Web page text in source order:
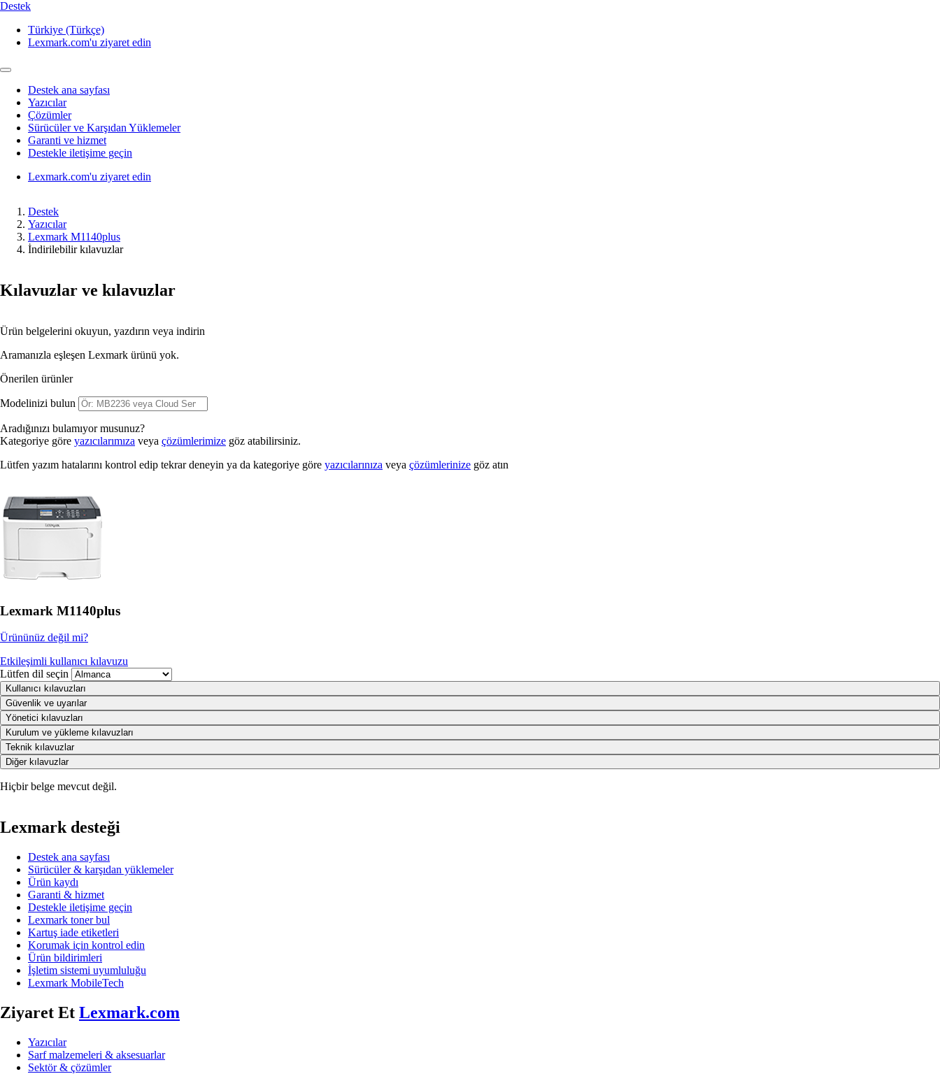
Destek
Türkiye (Türkçe)
Lexmark.com'u ziyaret edin
Destek ana sayfası
Yazıcılar
Çözümler
Sürücüler ve Karşıdan Yüklemeler
Garanti ve hizmet
Destekle iletişime geçin
Lexmark.com'u ziyaret edin
Destek
Yazıcılar
Lexmark M1140plus
İndirilebilir kılavuzlar
Kılavuzlar ve kılavuzlar
Ürün belgelerini okuyun, yazdırın veya indirin
Aramanızla eşleşen Lexmark ürünü yok.
Önerilen ürünler
Modelinizi bulun
Aradığınızı bulamıyor musunuz?
Kategoriye göre yazıcılarımıza veya çözümlerimize göz atabilirsiniz.
Lütfen yazım hatalarını kontrol edip tekrar deneyin ya da kategoriye göre yazıcılarınıza veya çözümlerinize göz atın
Lexmark M1140plus
Ürününüz değil mi?
Etkileşimli kullanıcı kılavuzu
Lütfen dil seçin
Kullanıcı kılavuzları
Güvenlik ve uyarılar
Yönetici kılavuzları
Kurulum ve yükleme kılavuzları
Teknik kılavuzlar
Diğer kılavuzlar
Hiçbir belge mevcut değil.
Lexmark desteği
Destek ana sayfası
Sürücüler & karşıdan yüklemeler
Ürün kaydı
Garanti & hizmet
Destekle iletişime geçin
Lexmark toner bul
Kartuş iade etiketleri
Korumak için kontrol edin
Ürün bildirimleri
İşletim sistemi uyumluluğu
Lexmark MobileTech
Ziyaret Et Lexmark.com
Yazıcılar
Sarf malzemeleri & aksesuarlar
Sektör & çözümler